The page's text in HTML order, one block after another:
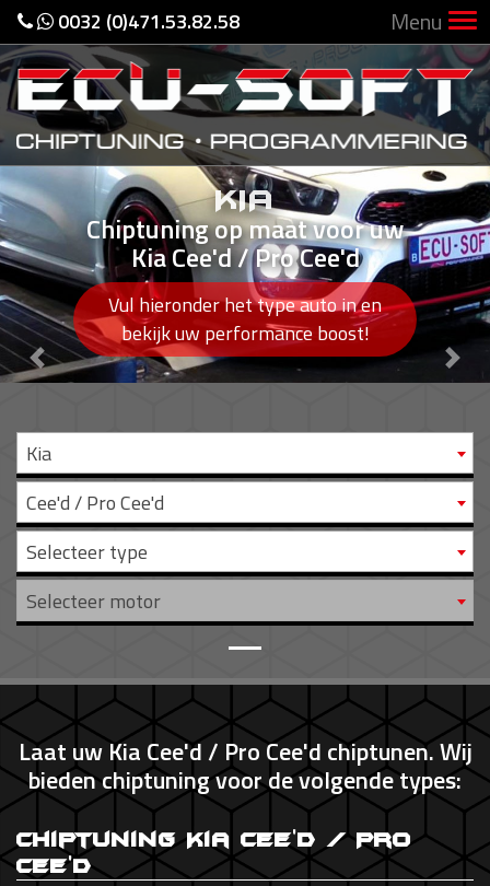
0032 (0)471.53.82.58 Menu
KIA
Chiptuning op maat voor uw
Kia Cee'd / Pro Cee'd
Vul hieronder het type auto in en
bekijk uw performance boost!
Previous
Kia
Cee'd / Pro Cee'd
Selecteer type
Selecteer motor
Laat uw Kia Cee'd / Pro Cee'd chiptunen. Wij
bieden chiptuning voor de volgende types:
Chiptuning Kia Cee'd / Pro
Cee'd